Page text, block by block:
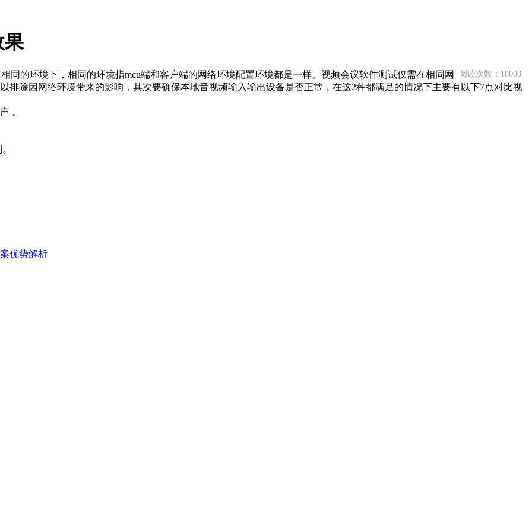
果
阅读次数：10000
同的环境下，相同的环境指mcu端和客户端的网络环境配置环境都是一样。视频会议软件测试仅需在相同网
排除因网络环境带来的影响，其次要确保本地音视频输入输出设备是否正常，在这2种都满足的情况下主要有以下7点对比视
。
优势解析